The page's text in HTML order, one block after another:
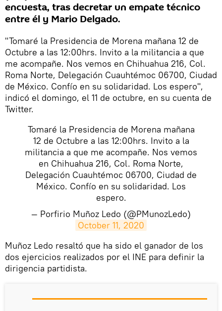
encuesta, tras decretar un empate técnico
entre él y Mario Delgado.
"Tomaré la Presidencia de Morena mañana 12 de
Octubre a las 12:00hrs. Invito a la militancia a que
me acompañe. Nos vemos en Chihuahua 216, Col.
Roma Norte, Delegación Cuauhtémoc 06700, Ciudad
de México. Confío en su solidaridad. Los espero",
indicó el domingo, el 11 de octubre, en su cuenta de
Twitter.
Tomaré la Presidencia de Morena mañana
12 de Octubre a las 12:00hrs. Invito a la
militancia a que me acompañe. Nos vemos
en Chihuahua 216, Col. Roma Norte,
Delegación Cuauhtémoc 06700, Ciudad de
México. Confío en su solidaridad. Los
espero.
— Porfirio Muñoz Ledo (@PMunozLedo)
October 11, 2020
Muñoz Ledo resaltó que ha sido el ganador de los
dos ejercicios realizados por el INE para definir la
dirigencia partidista.